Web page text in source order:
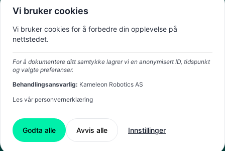
Support (NO) Support (EN)
Fremtiden
skapes sammen
Vi bruker cookies
Vi bruker cookies for å forbedre din opplevelse på
nettstedet.
For å dokumentere ditt samtykke lagrer vi en anonymisert ID, tidspunkt
og valgte preferanser.
Behandlingsansvarlig: Kameleon Robotics AS
Les vår personvernerklæring
Godta alle Avvis alle Innstillinger